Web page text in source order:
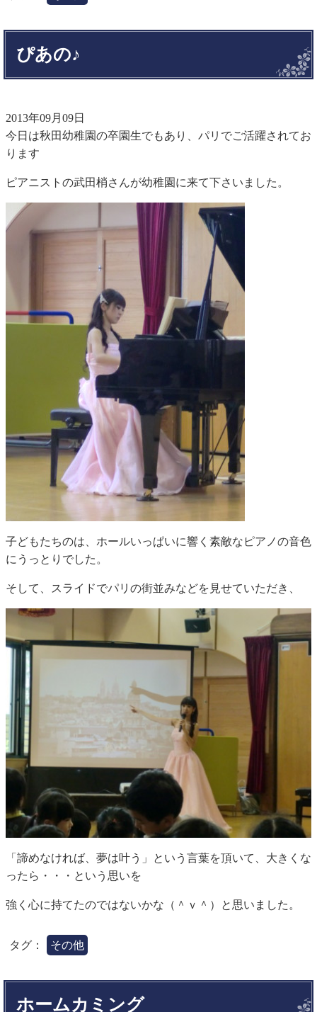
ぴあの♪
2013年09月09日
今日は秋田幼稚園の卒園生でもあり、パリでご活躍されてお
ります
ピアニストの武田梢さんが幼稚園に来て下さいました。
子どもたちのは、ホールいっぱいに響く素敵なピアノの音色
にうっとりでした。
そして、スライドでパリの街並みなどを見せていただき、
「諦めなければ、夢は叶う」という言葉を頂いて、大きくな
ったら・・・という思いを
強く心に持てたのではないかな（＾ｖ＾）と思いました。
タグ： その他
ホームカミング